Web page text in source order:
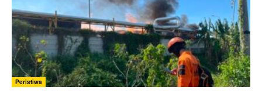
Peristiwa